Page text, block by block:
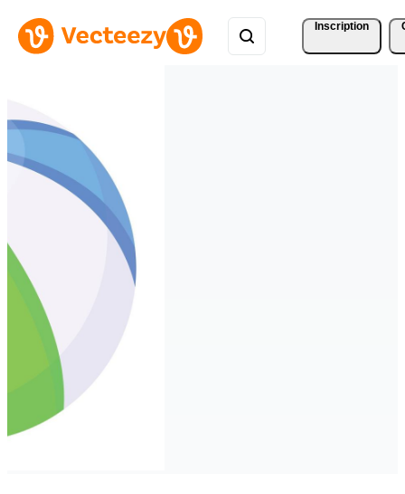
Inscription